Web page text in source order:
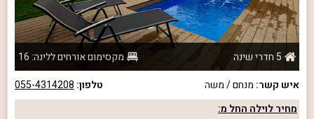
5 חדרי שינה
מקסימום אורחים ללינה: 16
איש קשר: מנחם / משה טלפון: 055-4314208
מחיר לוילה החל מ: